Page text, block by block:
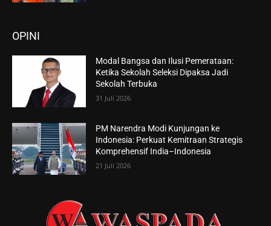
OPINI
Modal Bangsa dan Ilusi Pemerataan:
Ketika Sekolah Seleksi Dipaksa Jadi
Sekolah Terbuka
31 Juli 2026
PM Narendra Modi Kunjungan ke
Indonesia: Perkuat Kemitraan Strategis
Komprehensif India–Indonesia
21 Juli 2026